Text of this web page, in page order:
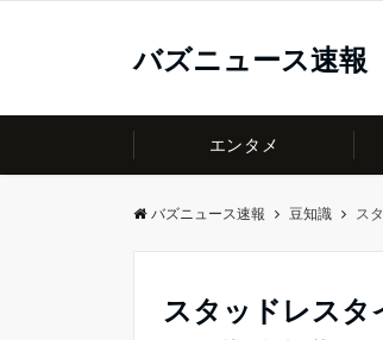
バズニュース速報
エンタメ
バズニュース速報 豆知識 ス
スタッドレスタ